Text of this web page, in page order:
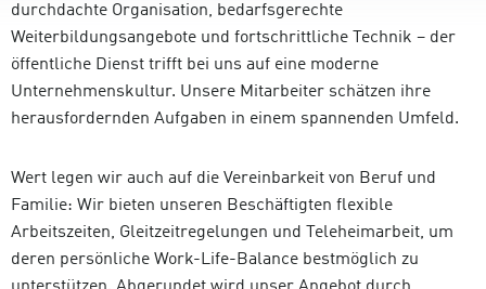
durchdachte Organisation, bedarfsgerechte
Weiterbildungsangebote und fortschrittliche Technik – der
öffentliche Dienst trifft bei uns auf eine moderne
Unternehmenskultur. Unsere Mitarbeiter schätzen ihre
herausfordernden Aufgaben in einem spannenden Umfeld.
Wert legen wir auch auf die Vereinbarkeit von Beruf und
Familie: Wir bieten unseren Beschäftigten flexible
Arbeitszeiten, Gleitzeitregelungen und Teleheimarbeit, um
deren persönliche Work-Life-Balance bestmöglich zu